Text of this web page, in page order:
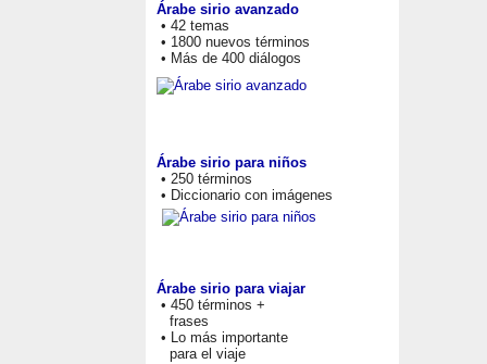
Árabe sirio avanzado
• 42 temas
• 1800 nuevos términos
• Más de 400 diálogos
Árabe sirio para niños
• 250 términos
• Diccionario con imágenes
Árabe sirio para viajar
• 450 términos +
frases
• Lo más importante
para el viaje